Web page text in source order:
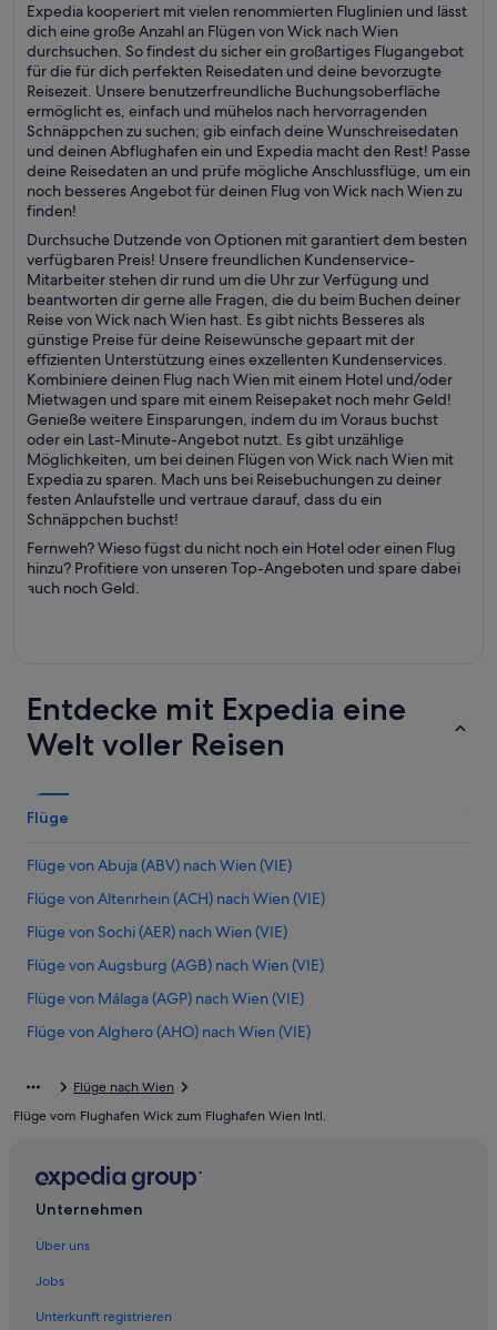
Expedia kooperiert mit vielen renommierten Fluglinien und lässt
dich eine große Anzahl an Flügen von Wick nach Wien
durchsuchen. So findest du sicher ein großartiges Flugangebot
für die für dich perfekten Reisedaten und deine bevorzugte
Reisezeit. Unsere benutzerfreundliche Buchungsoberfläche
ermöglicht es, einfach und mühelos nach hervorragenden
Schnäppchen zu suchen; gib einfach deine Wunschreisedaten
und deinen Abflughafen ein und Expedia macht den Rest! Passe
deine Reisedaten an und prüfe mögliche Anschlussflüge, um ein
noch besseres Angebot für deinen Flug von Wick nach Wien zu
finden!
Durchsuche Dutzende von Optionen mit garantiert dem besten
verfügbaren Preis! Unsere freundlichen Kundenservice-
Mitarbeiter stehen dir rund um die Uhr zur Verfügung und
beantworten dir gerne alle Fragen, die du beim Buchen deiner
Reise von Wick nach Wien hast. Es gibt nichts Besseres als
günstige Preise für deine Reisewünsche gepaart mit der
effizienten Unterstützung eines exzellenten Kundenservices.
Kombiniere deinen Flug nach Wien mit einem Hotel und/oder
Mietwagen und spare mit einem Reisepaket noch mehr Geld!
Genieße weitere Einsparungen, indem du im Voraus buchst
oder ein Last-Minute-Angebot nutzt. Es gibt unzählige
Möglichkeiten, um bei deinen Flügen von Wick nach Wien mit
Expedia zu sparen. Mach uns bei Reisebuchungen zu deiner
festen Anlaufstelle und vertraue darauf, dass du ein
Schnäppchen buchst!
Fernweh? Wieso fügst du nicht noch ein Hotel oder einen Flug
hinzu? Profitiere von unseren Top-Angeboten und spare dabei
auch noch Geld.
Entdecke mit Expedia eine
Welt voller Reisen
Flüge
Flüge von Abuja (ABV) nach Wien (VIE)
Flüge von Altenrhein (ACH) nach Wien (VIE)
Flüge von Sochi (AER) nach Wien (VIE)
Flüge von Augsburg (AGB) nach Wien (VIE)
Flüge von Málaga (AGP) nach Wien (VIE)
Flüge von Alghero (AHO) nach Wien (VIE)
Flüge von Asunción (ASU) nach Wien (VIE)
Flüge von Bukarest (BBU) nach Wien (VIE)
Flüge nach Wien
Flüge vom Flughafen Wick zum Flughafen Wien Intl.
Unternehmen
Über uns
Jobs
Unterkunft registrieren